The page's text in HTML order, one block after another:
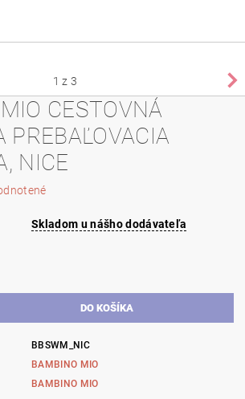
1 z 3
CESTOVNÁ
PREBAĽOVACIA
NICE
Skladom u nášho dodávateľa
BBSWM_NIC
BAMBINO MIO
BAMBINO MIO